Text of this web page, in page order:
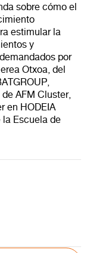
sobre cómo el
estimular la
y
por
Otxoa, del
AFM Cluster,
en HODEIA
la Escuela de